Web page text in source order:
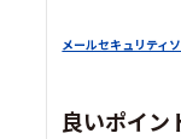
メールセキュリティ
良いポイン